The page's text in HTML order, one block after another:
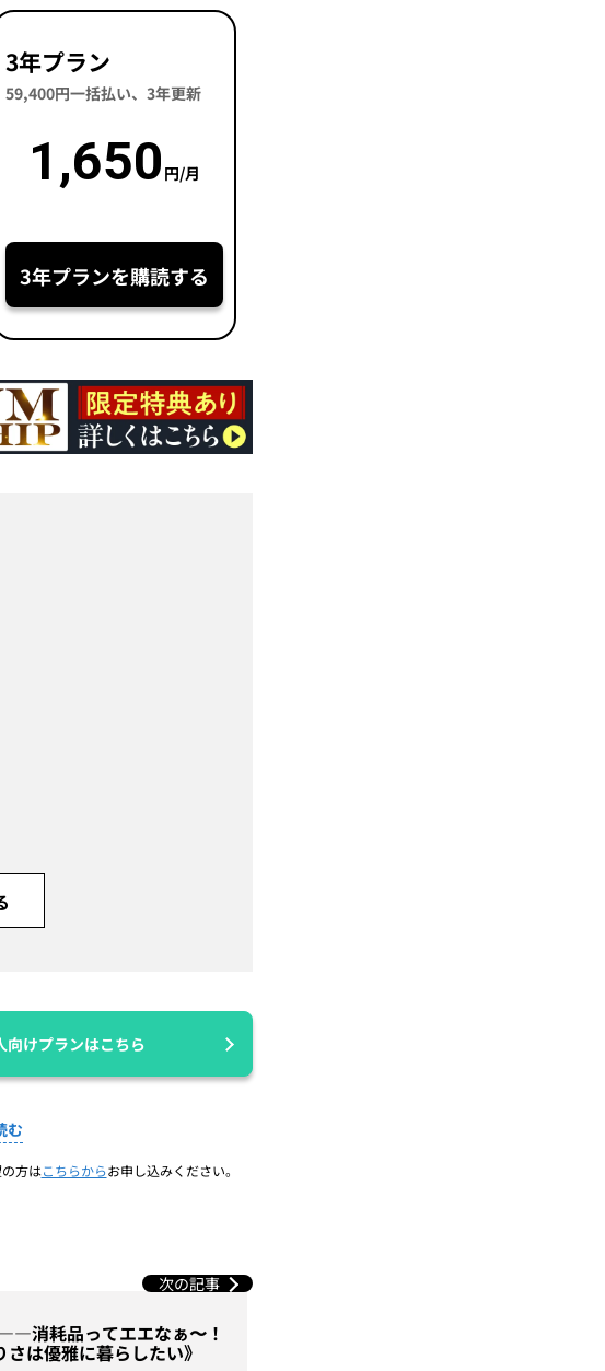
3年プラン
59,400円一括払い、3年更新
1,650 円/月
3年プランを購読する
向けプランはこちら
む
方はこちらからお申し込みください。
次の記事
消耗品ってエエなぁ〜！
さは優雅に暮らしたい》